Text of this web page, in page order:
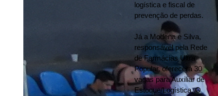
logística e fiscal de
prevenção de perdas.
Já a Modena e Silva,
responsável pela Rede
de Farmácias Ultra
Popular, oferecerá 30
vagas para Auxiliar de
Estoque/Logística. O